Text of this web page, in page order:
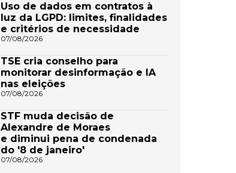
Uso de dados em contratos à
luz da LGPD: limites, finalidades
e critérios de necessidade
07/08/2026
TSE cria conselho para
monitorar desinformação e IA
nas eleições
07/08/2026
STF muda decisão de
Alexandre de Moraes
e diminui pena de condenada
do '8 de janeiro'
07/08/2026